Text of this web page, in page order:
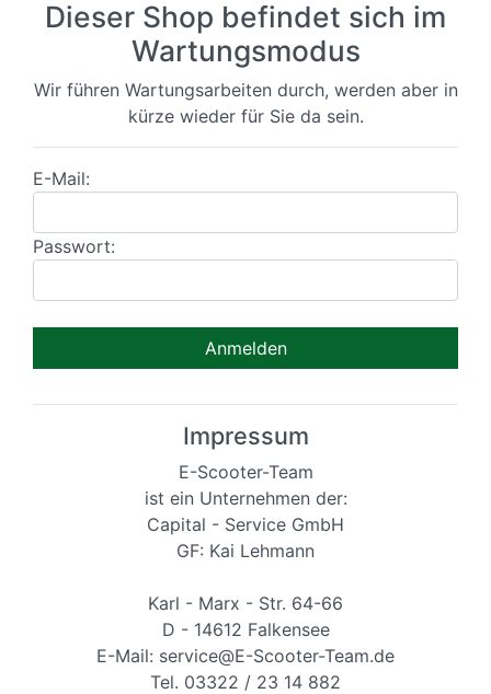
Dieser Shop befindet sich im
Wartungsmodus
Wir führen Wartungsarbeiten durch, werden aber in
kürze wieder für Sie da sein.
E-Mail:
Passwort:
Impressum
E-Scooter-Team
ist ein Unternehmen der:
Capital - Service GmbH
GF: Kai Lehmann
Karl - Marx - Str. 64-66
D - 14612 Falkensee
E-Mail: service@E-Scooter-Team.de
Tel. 03322 / 23 14 882